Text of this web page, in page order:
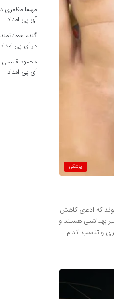
پزشکی
که ادعای کاهش
و معتبر بهداشتی هستند و
و تناسب اندام
مهسا مظفری
آی پی امداد
گندم سعادتمند
در آی پی امداد
محمود قاسمی
آی پی امداد